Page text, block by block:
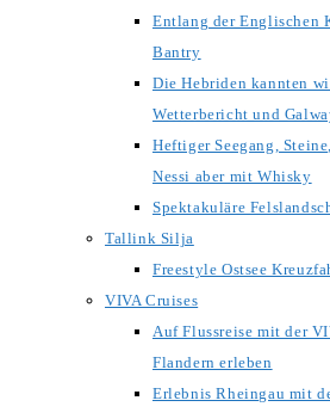
Entlang der Englischen
Bantry
Die Hebriden kannten
Wetterbericht und
Heftiger Seegang,
Nessi aber mit Whisky
Spektakuläre
Tallink Silja
Freestyle Ostsee
VIVA Cruises
Auf Flussreise mit der
Flandern erleben
Erlebnis Rheingau mit